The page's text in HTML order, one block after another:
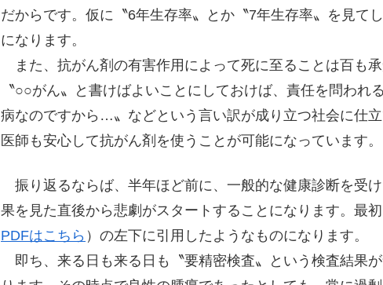
だからです。仮に〝6年生存率〟とか〝7年生存率〟を見て
になります。
また、抗がん剤の有害作用によって死に至ることは百も
〝○○がん〟と書けばよいことにしておけば、責任を問われ
病なのですから…〟などという言い訳が成り立つ社会に仕
医師も安心して抗がん剤を使うことが可能になっています。
振り返るならば、半年ほど前に、一般的な健康診断を受
果を見た直後から悲劇がスタートすることになります。最
PDFはこちら ）の左下に引用したようなものになります。
即ち、来る日も来る日も〝要精密検査〟という検査結果